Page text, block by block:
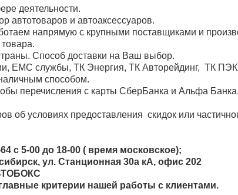
деятельности.
и автоаксессуаров.
напрямую с крупными поставщиками и
Способ доставки на Ваш выбор.
ЕМС службы, ТК Энергия, ТК Авторейдинг, ТК
способом.
перечисления с карты СберБанка и Альфа Банка.
об условиях предоставления скидок или
с 5-00 до 18-00 ( время московское);
ул. Станционная 30а кА, офис 202
критерии нашей работы с клиентами.